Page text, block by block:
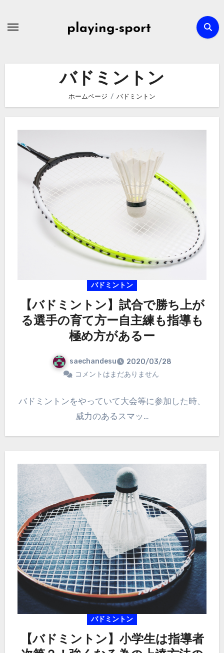
playing-sport
バドミントン
ホームページ バドミントン
バドミントン
【バドミントン】試合で勝ち上が
る選手の育て方ー自主練も指導も
極め方があるー
saechandesu
2020/03/28
コメントはまだありません
バドミントンをやっていて大会等に参加した時、
威力のあるスマッ…
バドミントン
【バドミントン】小学生は指導者